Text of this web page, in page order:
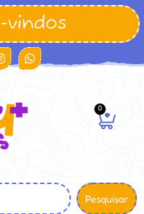
vindos
0
Pesquisar